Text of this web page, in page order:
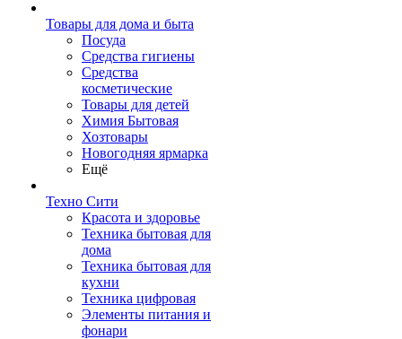
Товары для дома и быта
Посуда
Средства гигиены
Средства
косметические
Товары для детей
Химия Бытовая
Хозтовары
Новогодняя ярмарка
Ещё
Техно Сити
Красота и здоровье
Техника бытовая для
дома
Техника бытовая для
кухни
Техника цифровая
Элементы питания и
фонари